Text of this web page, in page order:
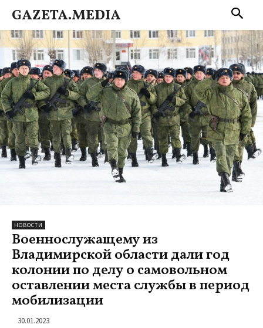
GAZETA.MEDIA
НОВОСТИ
Военнослужащему из
Владимирской области дали год
колонии по делу о самовольном
оставлении места службы в период
мобилизации
30.01.2023